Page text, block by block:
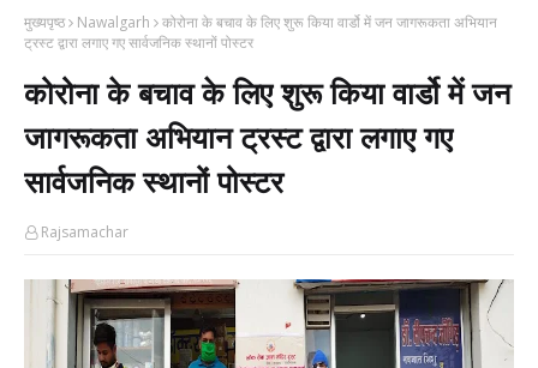
मुख्यपृष्ठ Nawalgarh
कोरोना के बचाव के लिए शुरू किया वार्डो में जन जागरूकता अभियान
ट्रस्ट द्वारा लगाए गए सार्वजनिक स्थानों पोस्टर
कोरोना के बचाव के लिए शुरू किया वार्डो में जन
जागरूकता अभियान ट्रस्ट द्वारा लगाए गए
सार्वजनिक स्थानों पोस्टर
Rajsamachar